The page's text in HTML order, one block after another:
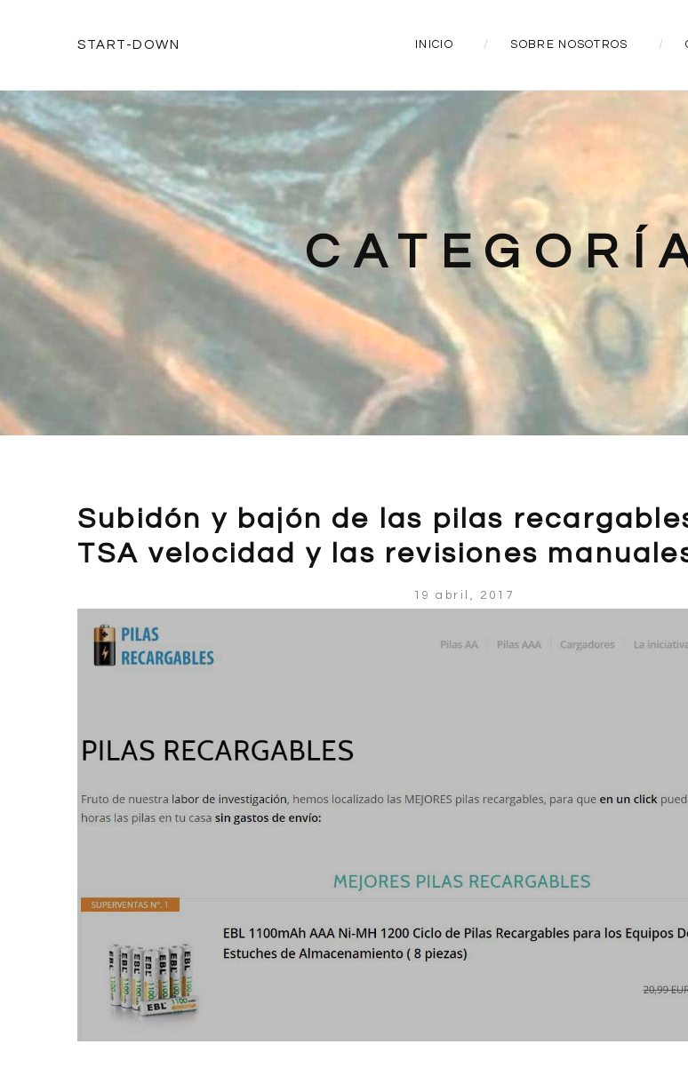
START-DOWN INICIO SOBRE NOSOTROS
Subidón y bajón de las pilas
TSA velocidad y las revisiones
19 abril, 2017